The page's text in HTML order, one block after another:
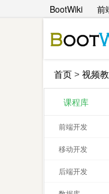
BootWiki 前
首页 > 视频
课程库
前端开发
移动开发
后端开发